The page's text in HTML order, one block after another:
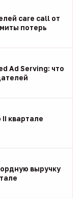
care call от
потерь
Ad Serving: что
квартале
выручку